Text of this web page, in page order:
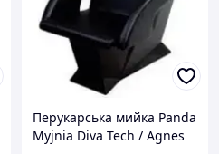
Перукарська мийка Panda
Myjnia Diva Tech / Agnes